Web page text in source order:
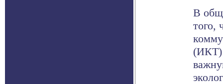
В
того,
(ИКТ)